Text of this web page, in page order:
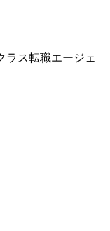
ラス転職エージェ